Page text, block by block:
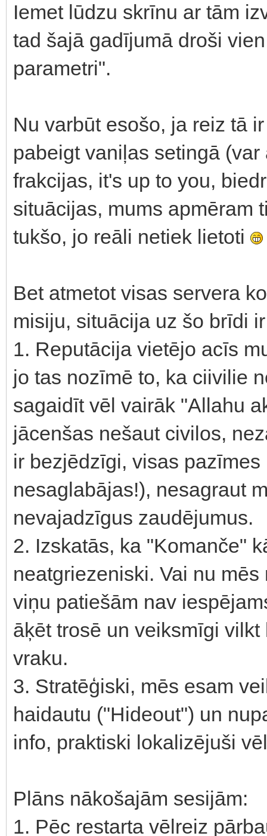
Iemet lūdzu skrīnu ar tām
tad šajā gadījumā droši
parametri".
Nu varbūt esošo, ja reiz tā
pabeigt vaniļas setingā
frakcijas, it's up to you,
situācijas, mums apmēram
tukšo, jo reāli netiek lietoti
Bet atmetot visas servera
misiju, situācija uz šo brīdi
1. Reputācija vietējo acīs
jo tas nozīmē to, ka ciivilie
sagaidīt vēl vairāk "Allahu
jācenšas nešaut civilos,
ir bezjēdzīgi, visas
nesaglabājas!), nesagraut
nevajadzīgus zaudējumus.
2. Izskatās, ka "Komanče"
neatgriezeniski. Vai nu
viņu patiešām nav
āķēt trosē un veiksmīgi
vraku.
3. Stratēģiski, mēs esam
haidautu ("Hideout") un
info, praktiski lokalizējuši
Plāns nākošajām sesijām:
1. Pēc restarta vēlreiz